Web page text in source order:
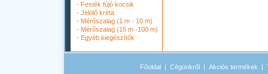
- Festék fújó kocsik
- Jelölő kréta
- Mérőszalag (1 m - 10 m)
- Mérőszalag (15 m -100 m)
- Egyéb kiegészítők
Főoldal | Cégünkről | Akciós termékek |